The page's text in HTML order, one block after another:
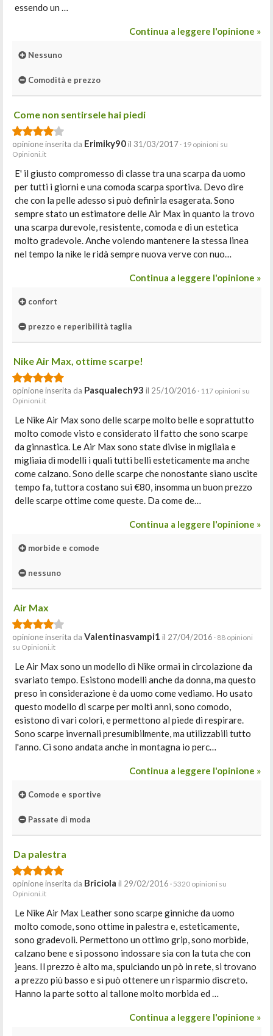
essendo un …
Continua a leggere l'opinione »
Nessuno
Comodità e prezzo
Come non sentirsele hai piedi
opinione inserita da Erimiky90il 31/03/2017 · 19 opinioni su
Opinioni.it
E' il giusto compromesso di classe tra una scarpa da uomo
per tutti i giorni e una comoda scarpa sportiva. Devo dire
che con la pelle adesso si può definirla esagerata. Sono
sempre stato un estimatore delle Air Max in quanto la trovo
una scarpa durevole, resistente, comoda e di un estetica
molto gradevole. Anche volendo mantenere la stessa linea
nel tempo la nike le ridà sempre nuova verve con nuo…
Continua a leggere l'opinione »
confort
prezzo e reperibilità taglia
Nike Air Max, ottime scarpe!
opinione inserita da Pasqualech93 il 25/10/2016 · 117 opinioni su
Opinioni.it
Le Nike Air Max sono delle scarpe molto belle e soprattutto
molto comode visto e considerato il fatto che sono scarpe
da ginnastica. Le Air Max sono state divise in migliaia e
migliaia di modelli i quali tutti belli esteticamente ma anche
come calzano. Sono delle scarpe che nonostante siano uscite
tempo fa, tuttora costano sui €80, insomma un buon prezzo
delle scarpe ottime come queste. Da come de…
Continua a leggere l'opinione »
morbide e comode
nessuno
Air Max
opinione inserita da Valentinasvampi1 il 27/04/2016 · 88 opinioni
su Opinioni.it
Le Air Max sono un modello di Nike ormai in circolazione da
svariato tempo. Esistono modelli anche da donna, ma questo
preso in considerazione è da uomo come vediamo. Ho usato
questo modello di scarpe per molti anni, sono comodo,
esistono di vari colori, e permettono al piede di respirare.
Sono scarpe invernali presumibilmente, ma utilizzabili tutto
l'anno. Ci sono andata anche in montagna io perc…
Continua a leggere l'opinione »
Comode e sportive
Passate di moda
Da palestra
opinione inserita da Briciola il 29/02/2016 · 5320 opinioni su
Opinioni.it
Le Nike Air Max Leather sono scarpe ginniche da uomo
molto comode, sono ottime in palestra e, esteticamente,
sono gradevoli. Permettono un ottimo grip, sono morbide,
calzano bene e si possono indossare sia con la tuta che con
jeans. Il prezzo è alto ma, spulciando un pò in rete, si trovano
a prezzo più basso e si può ottenere un risparmio discreto.
Hanno la parte sotto al tallone molto morbida ed …
Continua a leggere l'opinione »